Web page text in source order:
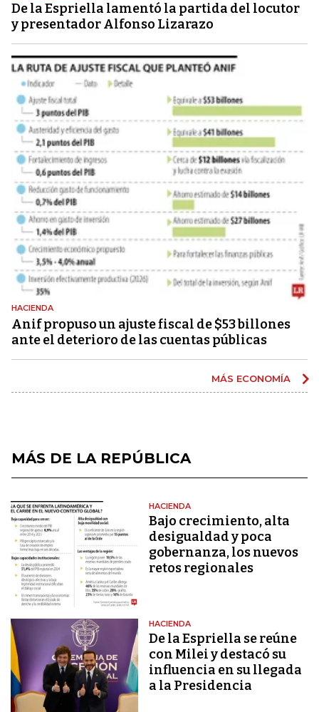
De la Espriella lamentó la partida del locutor
y presentador Alfonso Lizarazo
HACIENDA
Anif propuso un ajuste fiscal de $53 billones
ante el deterioro de las cuentas públicas
MÁS ECONOMÍA
MÁS DE LA REPÚBLICA
HACIENDA
Bajo crecimiento, alta
desigualdad y poca
gobernanza, los nuevos
retos regionales
HACIENDA
De la Espriella se reúne
con Milei y destacó su
influencia en su llegada
a la Presidencia